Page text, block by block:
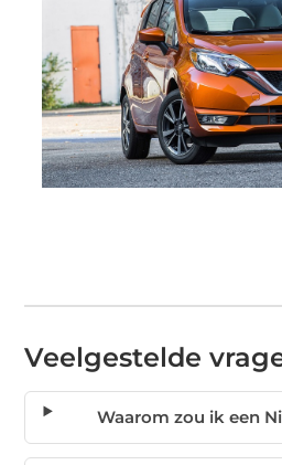
Veelgestelde
Waarom zou ik een